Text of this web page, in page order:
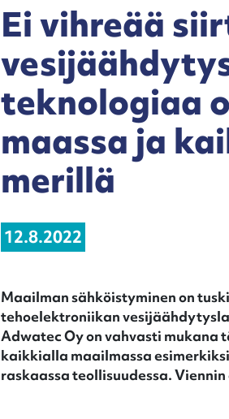
Ei vihreää
teknologiaa
maassa ja
merillä
12.8.2022
Maailman sähköistyminen on
tehoelektroniikan
Adwatec Oy on vahvasti
kaikkialla maailmassa
raskaassa teollisuudessa.